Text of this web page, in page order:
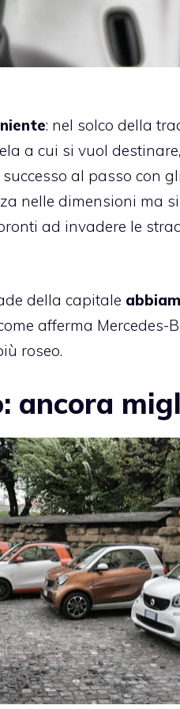
: nel solco della
a cui si vuol
al passo con
nelle dimensioni ma
ad invadere le
della capitale
afferma Mercedes-
roseo.
ancora